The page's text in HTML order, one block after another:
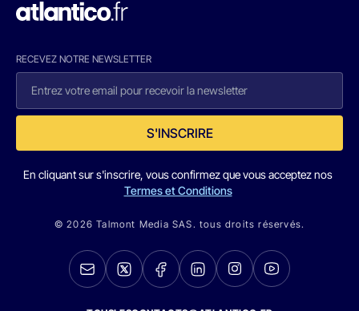
RECEVEZ NOTRE NEWSLETTER
S'INSCRIRE
En cliquant sur s'inscrire, vous confirmez que vous acceptez nos
Termes et Conditions
© 2026 Talmont Media SAS. tous droits réservés.